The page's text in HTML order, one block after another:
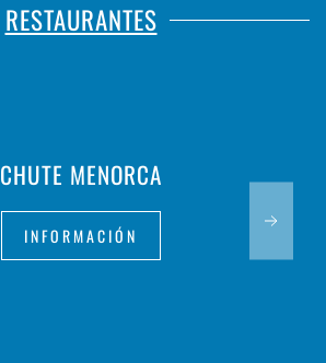
RESTAURANTES
CHUTE MENORCA
INFORMACIÓN